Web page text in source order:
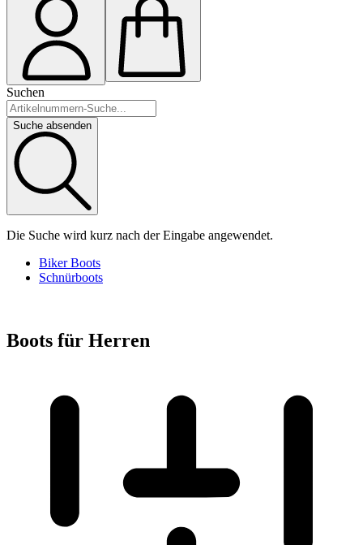
Suchen
Suche absenden
Die Suche wird kurz nach der Eingabe angewendet.
Biker Boots
Schnürboots
Boots für Herren